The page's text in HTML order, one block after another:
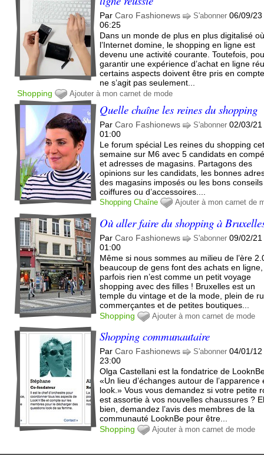
ParCaro Fashionews S'abonner 06/09/23
06:25
Dans un monde de plus en plus digitalisé
l’Internet domine, le shopping en ligne est
devenu une activité courante. Toutefois,
garantir une expérience d’achat en ligne
certains aspects doivent être pris en
ne s’agit pas seulement...
Shopping
Ajouter à mon carnet de mode
Quelle chaîne les reines du shopping
ParCaro Fashionews S'abonner 02/03/21
01:00
Le forum spécial Les reines du shopping
semaine sur M6 avec 5 candidats en
et adresses de magasins. Partagons des
opinions sur les candidats, les bonnes
des magasins imposés ou les bons
coiffures ou d’accessoires....
Shopping Chaîne Ajouter à mon carnet de
Où aller faire du shopping à
ParCaro Fashionews S'abonner 09/02/21
01:00
Même si nous sommes au milieu de l’ère
beaucoup de gens font des achats en ligne,
parfois rien n’est comme un petit voyage
shopping avec des filles ! Bruxelles est un
temple du vintage et de la mode, plein de
commerçantes et de petites boutiques...
Shopping
Ajouter à mon carnet de mode
Shopping communautaire
ParCaro Fashionews S'abonner 04/01/12
23:00
Olga Castellani est la fondatrice de
«Un lieu d’échanges autour de l’apparence
look.» Vous vous demandez si votre petite
est assortie à vos nouvelles chaussures ?
bien, demandez l’avis des membres de la
communauté LooknBe pour être...
Shopping
Ajouter à mon carnet de mode